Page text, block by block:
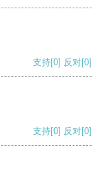
支持[0] 反对[0]
支持[0] 反对[0]